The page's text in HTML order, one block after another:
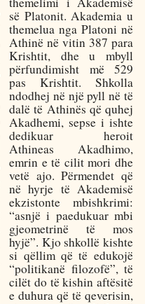
së Platonit. Akademia u
themelua nga Platoni në
Athinë në vitin 387 para
Krishtit, dhe u mbyll
përfundimisht më 529
pas Krishtit. Shkolla
ndodhej në një pyll në të
dalë të Athinës që quhej
Akadhemi, sepse i ishte
dedikuar heroit
Athineas Akadhimo,
emrin e të cilit mori dhe
vetë ajo. Përmendet që
në hyrje të Akademisë
ekzistonte mbishkrimi:
“asnjë i paedukuar mbi
gjeometrinë të mos
hyjë”. Kjo shkollë kishte
si qëllim që të edukojë
“politikanë filozofë”, të
cilët do të kishin aftësitë
e duhura që të qeverisin,